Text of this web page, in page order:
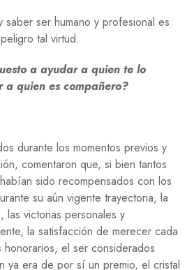
saber ser humano y profesional es
tal virtud.
a ayudar a quien te lo
quien es compañero?
durante los momentos previos y
comentaron que, si bien tantos
sido recompensados con los
su aún vigente trayectoria, la
las victorias personales y
la satisfacción de merecer cada
el ser considerados
ya era de por sí un premio, el cristal